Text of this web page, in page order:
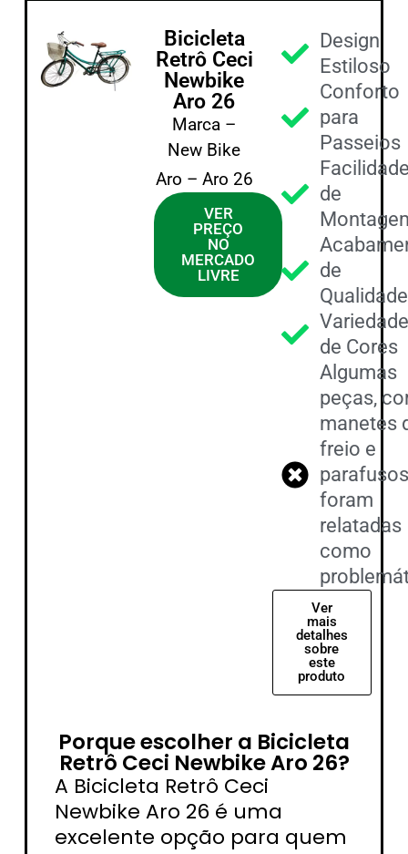
Bicicleta
Retrô Ceci
Newbike
Aro 26
Marca –
New Bike
Aro – Aro 26
VER
PREÇO
NO
MERCADO
LIVRE
Design
Estiloso
Conforto
para
Passeios
de
de
Qualidade
de Cores
Algumas
peças,
manetes
freio e
foram
relatadas
como
Ver
mais
detalhes
sobre
este
produto
Porque escolher a Bicicleta
Retrô Ceci Newbike Aro 26?
A Bicicleta Retrô Ceci
Newbike Aro 26 é uma
excelente opção para quem